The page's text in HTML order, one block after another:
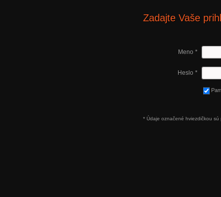
Zadajte Vaše
Meno *
Heslo *
* Údaje označené hviezdičkou sú